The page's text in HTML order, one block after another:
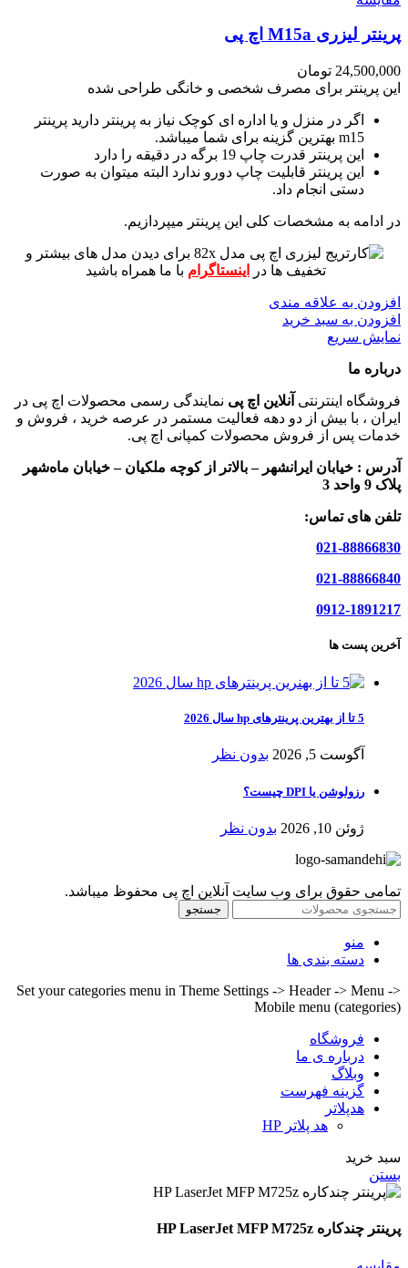
پرینتر لیزری M15a اچ پی
24,500,000 تومان
این پرینتر برای مصرف شخصی و خانگی طراحی شده
اگر در منزل و یا اداره ای کوچک نیاز به پرینتر دارید پرینتر
m15 بهترین گزینه برای شما میباشد.
این پرینتر قدرت چاپ 19 برگه در دقیقه را دارد
این پرینتر قابلیت چاپ دورو ندارد البته میتوان به صورت
دستی انجام داد.
در ادامه به مشخصات کلی این پرینتر میپردازیم.
برای دیدن مدل های بیشتر و
تخفیف ها در
اینستاگرام با ما همراه باشید
افزودن به علاقه مندی
افزودن به سبد خرید
نمایش سریع
درباره ما
فروشگاه اینترنتی آنلاین اچ پی نمایندگی رسمی محصولات اچ پی در
ایران ، با بیش از دو دهه فعالیت مستمر در عرصه خرید ، فروش و
خدمات پس از فروش محصولات کمپانی اچ پی.
آدرس : خیابان ایرانشهر – بالاتر از کوچه ملکیان – خیابان ماه‌شهر
پلاک 9 واحد 3
تلفن های تماس:
021-88866830
021-88866840
0912-1891217
آخرین پست ها
5 تا از بهترین پرینترهای hp سال 2026
آگوست 5, 2026 بدون نظر
رزولوشن یا DPI چیست؟
ژوئن 10, 2026 بدون نظر
تمامی حقوق برای وب سایت آنلاین اچ پی محفوظ میباشد.
جستجو
منو
دسته بندی ها
Set your categories menu in Theme Settings -> Header -> Menu ->
Mobile menu (categories)
فروشگاه
درباره ی ما
وبلاگ
گزینه فهرست
هدپلاتر
هد پلاتر HP
سبد خرید
بستن
پرینتر چندکاره HP LaserJet MFP M725z